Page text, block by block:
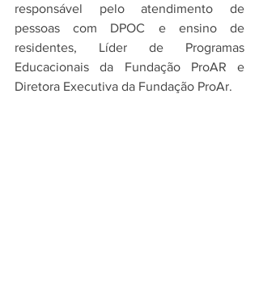
responsável pelo atendimento de
pessoas com DPOC e ensino de
residentes, Líder de Programas
Educacionais da Fundação ProAR e
Diretora Executiva da Fundação ProAr.